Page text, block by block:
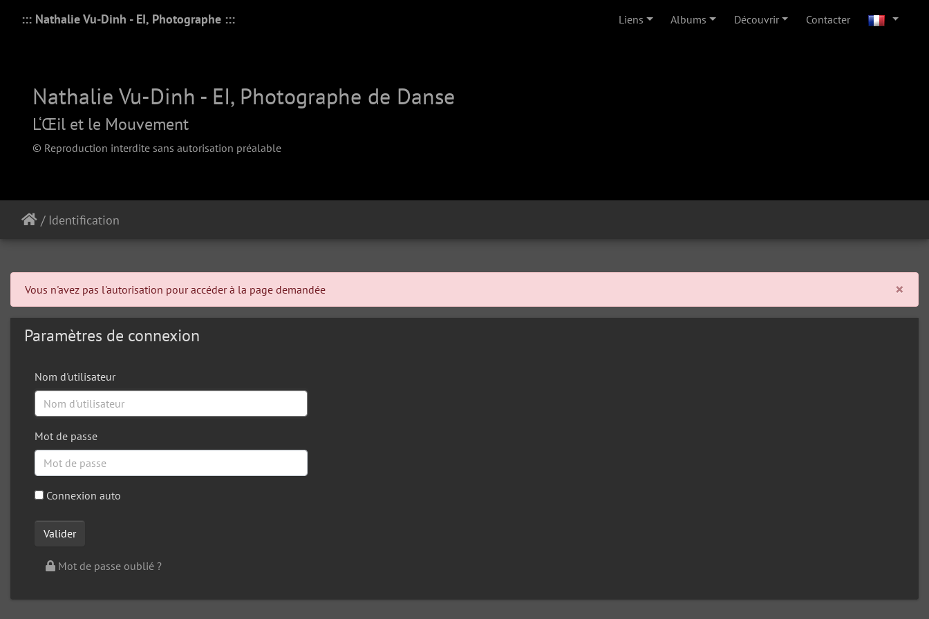
::: Nathalie Vu-Dinh - EI, Photographe ::: Liens Albums Découvrir Contacter
Nathalie Vu-Dinh - EI, Photographe de Danse
L‘Œil et le Mouvement
© Reproduction interdite sans autorisation préalable
/ Identification
×
Vous n'avez pas l'autorisation pour accéder à la page demandée
Paramètres de connexion
Nom d'utilisateur
Mot de passe
Connexion auto
Mot de passe oublié ?